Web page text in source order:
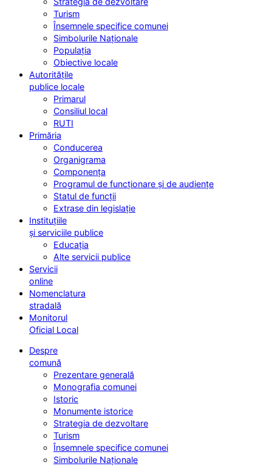
Turism
Însemnele specifice comunei
Simbolurile Naționale
Populația
Obiective locale
Autoritățile
publice locale
Primarul
Consiliul local
RUTI
Primăria
Conducerea
Organigrama
Componența
Programul de funcționare și de audiențe
Statul de funcții
Extrase din legislație
Instituțiile
și serviciile publice
Educația
Alte servicii publice
Servicii
online
Nomenclatura
stradală
Monitorul
Oficial Local
Despre
comună
Prezentare generală
Monografia comunei
Istoric
Monumente istorice
Strategia de dezvoltare
Turism
Însemnele specifice comunei
Simbolurile Naționale